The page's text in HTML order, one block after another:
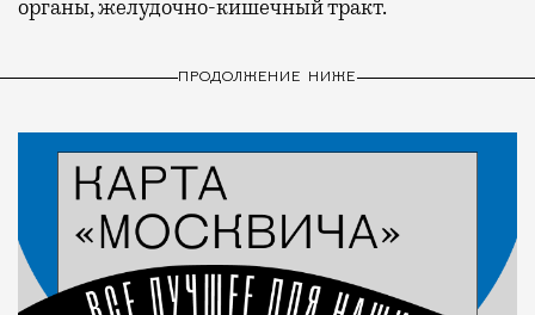
органы, желудочно-кишечный тракт.
ПРОДОЛЖЕНИЕ НИЖЕ